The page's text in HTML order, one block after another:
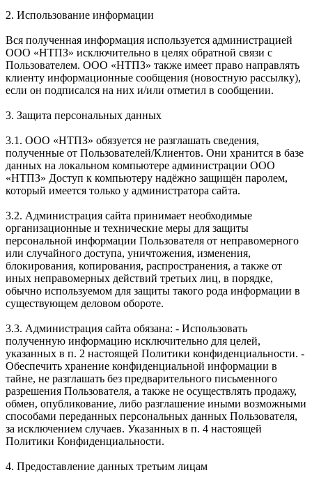
2. Использование информации
Вся полученная информация используется администрацией
ООО «НТПЗ» исключительно в целях обратной связи с
Пользователем. ООО «НТПЗ» также имеет право направлять
клиенту информационные сообщения (новостную рассылку),
если он подписался на них и/или отметил в сообщении.
3. Защита персональных данных
3.1. ООО «НТПЗ» обязуется не разглашать сведения,
полученные от Пользователей/Клиентов. Они хранится в базе
данных на локальном компьютере администрации ООО
«НТПЗ» Доступ к компьютеру надёжно защищён паролем,
который имеется только у администратора сайта.
3.2. Администрация сайта принимает необходимые
организационные и технические меры для защиты
персональной информации Пользователя от неправомерного
или случайного доступа, уничтожения, изменения,
блокирования, копирования, распространения, а также от
иных неправомерных действий третьих лиц, в порядке,
обычно используемом для защиты такого рода информации в
существующем деловом обороте.
3.3. Администрация сайта обязана: - Использовать
полученную информацию исключительно для целей,
указанных в п. 2 настоящей Политики конфиденциальности. -
Обеспечить хранение конфиденциальной информации в
тайне, не разглашать без предварительного письменного
разрешения Пользователя, а также не осуществлять продажу,
обмен, опубликование, либо разглашение иными возможными
способами переданных персональных данных Пользователя,
за исключением случаев. Указанных в п. 4 настоящей
Политики Конфиденциальности.
4. Предоставление данных третьим лицам